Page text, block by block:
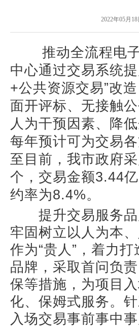
2022年05月18
推动全流程电
中心通过交易系统
+公共资源交易”改
面开评标、无接触
人为干预因素、降
每年预计可为交易
至目前，我市政府
个，交易金额3.44
约率为8.4%。
提升交易服务品
牢固树立以人为本
作为“贵人”，着力
品牌，采取首问负
保等措施，为项目
化、保姆式服务。
入场交易事前事中